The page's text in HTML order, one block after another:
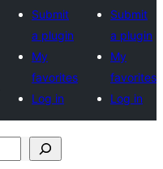
Submit
a plugin
My
favorites
Log in
Submit
a plugin
My
favorites
Log in